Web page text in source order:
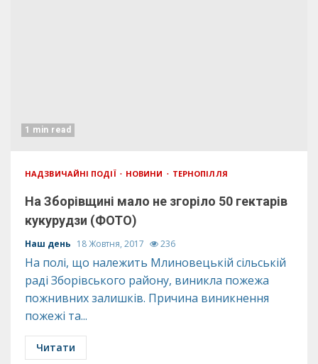
1 min read
НАДЗВИЧАЙНІ ПОДІЇ НОВИНИ ТЕРНОПІЛЛЯ
На Зборівщині мало не згоріло 50 гектарів
кукурудзи (ФОТО)
Наш день 18 Жовтня, 2017 236
На полі, що належить Млиновецькій сільській
раді Зборівського району, виникла пожежа
пожнивних залишків. Причина виникнення
пожежі та...
Читати